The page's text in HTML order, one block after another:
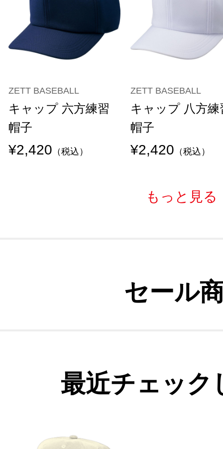
ZETT BASEBALL
キャップ 六方練習
帽子
¥2,420 （税込）
ZETT BASEBALL
キャップ 八方練
帽子
¥2,420 （税込）
もっと見る
セール
最近チェック